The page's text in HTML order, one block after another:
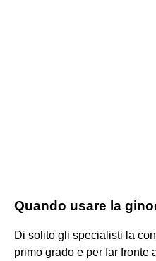
Quando usare la
Di solito gli specialisti la
primo grado e per far fronte